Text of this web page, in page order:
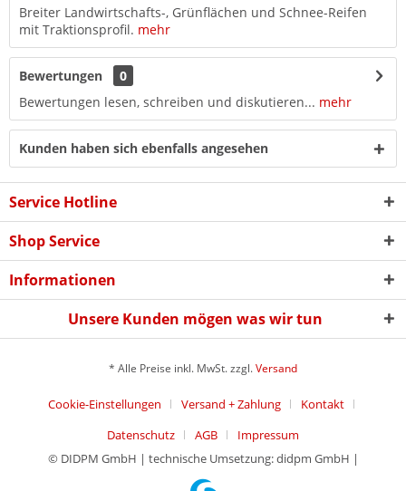
Breiter Landwirtschafts-, Grünflächen und Schnee-Reifen
mit Traktionsprofil. mehr
Bewertungen
0
Bewertungen lesen, schreiben und diskutieren... mehr
Kunden haben sich ebenfalls angesehen
Service Hotline
Shop Service
Informationen
Unsere Kunden mögen was wir tun
* Alle Preise inkl. MwSt. zzgl.Versand
Cookie-Einstellungen Versand + Zahlung
Kontakt
Datenschutz
AGB
Impressum
© DIDPM GmbH | technische Umsetzung: didpm GmbH |